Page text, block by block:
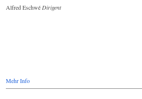
Alfred Eschwé Dirigent
Mehr Info